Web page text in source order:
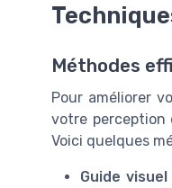
Méthodes
Pour améliorer
votre perception
Voici quelques
Guide visuel